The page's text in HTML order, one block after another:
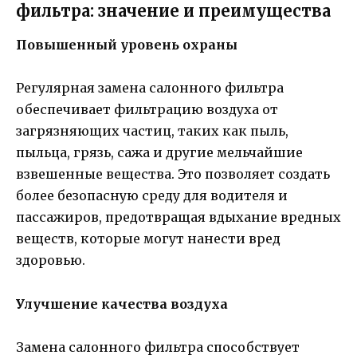
фильтра: значение и преимущества
Повышенный уровень охраны
Регулярная замена салонного фильтра
обеспечивает фильтрацию воздуха от
загрязняющих частиц, таких как пыль,
пыльца, грязь, сажа и другие мельчайшие
взвешенные вещества. Это позволяет создать
более безопасную среду для водителя и
пассажиров, предотвращая вдыхание вредных
веществ, которые могут нанести вред
здоровью.
Улучшение качества воздуха
Замена салонного фильтра способствует